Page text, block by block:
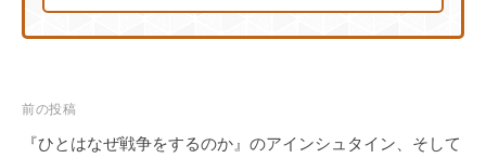
投
稿
前の投稿
『ひとはなぜ戦争をするのか』のアインシュタイン、そして